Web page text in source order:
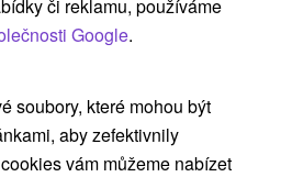
na prenájom(2)
termín
či reklamu, používáme
Google.
soubory, které mohou být
aby zefektivnily
vám můžeme nabízet